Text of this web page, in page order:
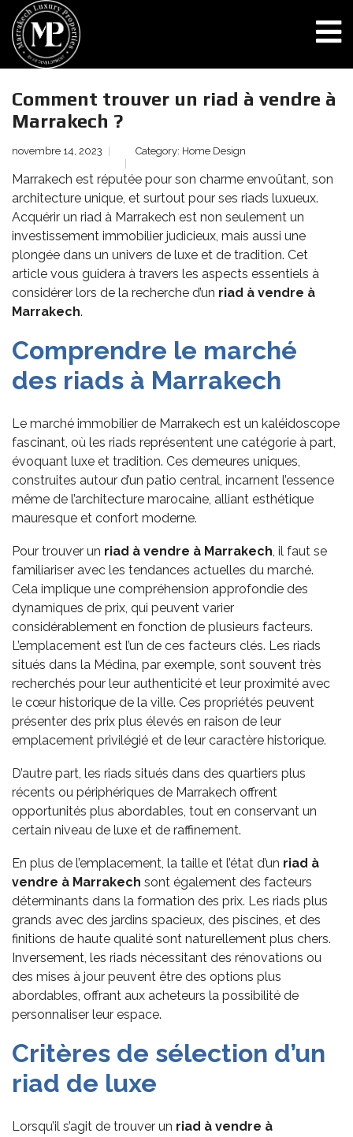
Comment trouver un riad à vendre à
Marrakech ?
novembre 14, 2023 Category: Home Design
Marrakech est réputée pour son charme envoûtant, son
architecture unique, et surtout pour ses riads luxueux.
Acquérir un riad à Marrakech est non seulement un
investissement immobilier judicieux, mais aussi une
plongée dans un univers de luxe et de tradition. Cet
article vous guidera à travers les aspects essentiels à
considérer lors de la recherche d’un riad à vendre à
Marrakech.
Comprendre le marché
des riads à Marrakech
Le marché immobilier de Marrakech est un kaléidoscope
fascinant, où les riads représentent une catégorie à part,
évoquant luxe et tradition. Ces demeures uniques,
construites autour d’un patio central, incarnent l’essence
même de l’architecture marocaine, alliant esthétique
mauresque et confort moderne.
Pour trouver un riad à vendre à Marrakech, il faut se
familiariser avec les tendances actuelles du marché.
Cela implique une compréhension approfondie des
dynamiques de prix, qui peuvent varier
considérablement en fonction de plusieurs facteurs.
L’emplacement est l’un de ces facteurs clés. Les riads
situés dans la Médina, par exemple, sont souvent très
recherchés pour leur authenticité et leur proximité avec
le cœur historique de la ville. Ces propriétés peuvent
présenter des prix plus élevés en raison de leur
emplacement privilégié et de leur caractère historique.
D’autre part, les riads situés dans des quartiers plus
récents ou périphériques de Marrakech offrent
opportunités plus abordables, tout en conservant un
certain niveau de luxe et de raffinement.
En plus de l’emplacement, la taille et l’état d’un riad à
vendre à Marrakech sont également des facteurs
déterminants dans la formation des prix. Les riads plus
grands avec des jardins spacieux, des piscines, et des
finitions de haute qualité sont naturellement plus chers.
Inversement, les riads nécessitant des rénovations ou
des mises à jour peuvent être des options plus
abordables, offrant aux acheteurs la possibilité de
personnaliser leur espace.
Critères de sélection d’un
riad de luxe
Lorsqu’il s’agit de trouver un riad à vendre à